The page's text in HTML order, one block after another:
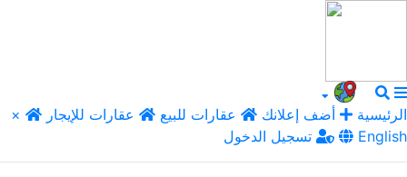
× الرئيسية أضف إعلانك عقارات للبيع
عقارات للإيجار
تسجيل الدخول
English